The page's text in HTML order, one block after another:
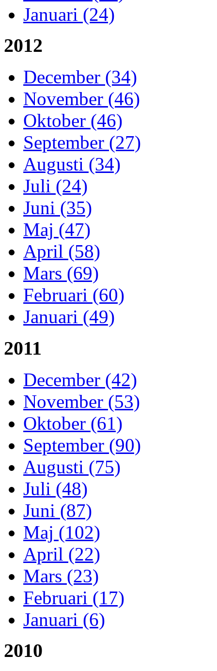
Januari (24)
2012
December (34)
November (46)
Oktober (46)
September (27)
Augusti (34)
Juli (24)
Juni (35)
Maj (47)
April (58)
Mars (69)
Februari (60)
Januari (49)
2011
December (42)
November (53)
Oktober (61)
September (90)
Augusti (75)
Juli (48)
Juni (87)
Maj (102)
April (22)
Mars (23)
Februari (17)
Januari (6)
2010